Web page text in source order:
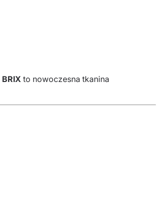
BRIX to nowoczesna tkanina